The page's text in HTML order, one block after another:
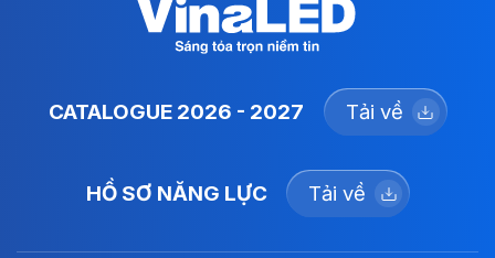
CATALOGUE 2026 - 2027 Tải về
HỒ SƠ NĂNG LỰC Tải về